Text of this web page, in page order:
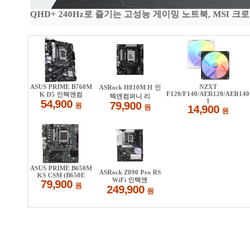
QHD+ 240Hz로 즐기는 고성능 게이밍 노트북, MSI 크